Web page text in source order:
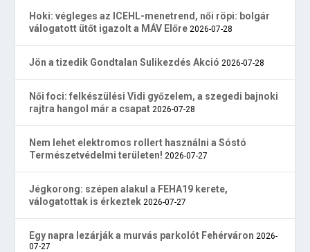
Hoki: végleges az ICEHL-menetrend, női röpi: bolgár
válogatott ütőt igazolt a MÁV Előre 2026-07-28
Jön a tizedik Gondtalan Sulikezdés Akció 2026-07-28
Női foci: felkészülési Vidi győzelem, a szegedi bajnoki
rajtra hangol már a csapat 2026-07-28
Nem lehet elektromos rollert használni a Sóstó
Természetvédelmi területen! 2026-07-27
Jégkorong: szépen alakul a FEHA19 kerete,
válogatottak is érkeztek 2026-07-27
Egy napra lezárják a murvás parkolót Fehérváron 2026-
07-27